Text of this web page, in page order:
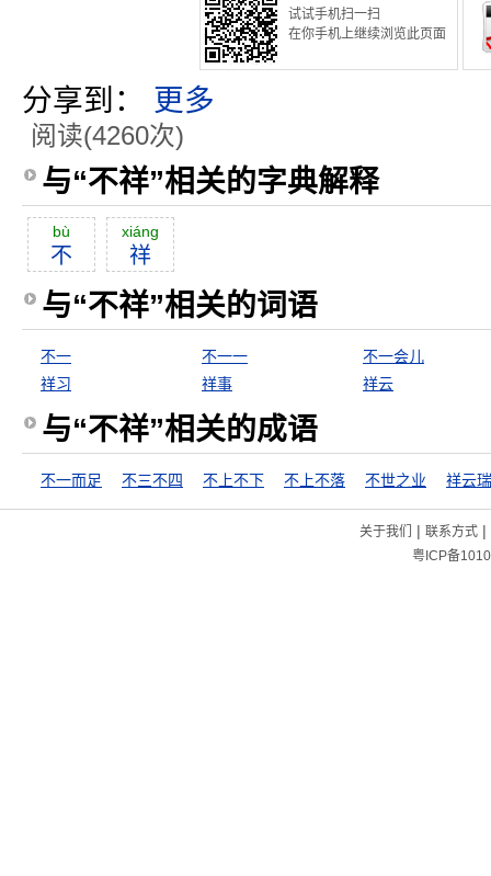
试试手机扫一扫
在你手机上继续浏览此页面
分享到： 更多
阅读(4260次)
与“不祥”相关的字典解释
bù
不
xiáng
祥
与“不祥”相关的词语
不一 不一一
不一会儿
祥习
祥事 祥云
与“不祥”相关的成语
不一而足 不三不四 不上不下 不上不落 不世之业 祥云
关于我们 | 联系方式|
粤ICP备